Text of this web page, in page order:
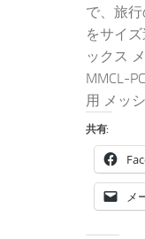
で、旅
をサイ
ックス
MMCL-
用 メッ
共有:
メ